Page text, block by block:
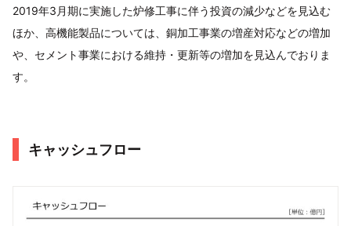
2019年3月期に実施した炉修工事に伴う投資の減少などを見込む
ほか、高機能製品については、銅加工事業の増産対応などの増加
や、セメント事業における維持・更新等の増加を見込んでおりま
す。
キャッシュフロー